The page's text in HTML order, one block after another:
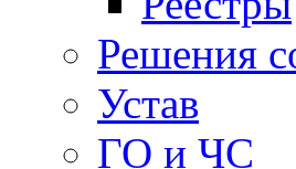
Решения
Устав
ГО и ЧС